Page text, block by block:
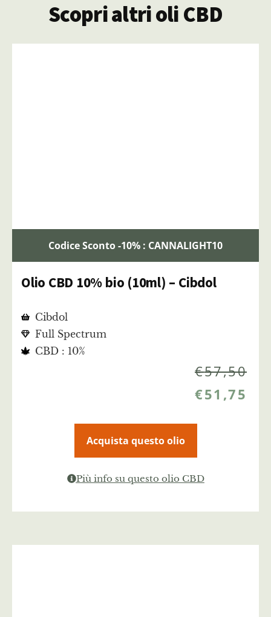
Scopri altri oli CBD
Codice Sconto -10% : CANNALIGHT10
Olio CBD 10% bio (10ml) – Cibdol
Cibdol
Full Spectrum
CBD : 10%
€57,50
€51,75
Acquista questo olio
Più info su questo olio CBD